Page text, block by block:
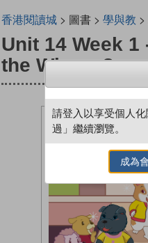
香港閱讀城> 圖書 > 學與教 >
Unit 14 Week 1
the Winner?
請登入以享受個人
過」繼續瀏覽。
成為